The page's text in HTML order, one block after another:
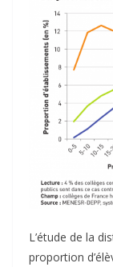
L’étude de la
proportion